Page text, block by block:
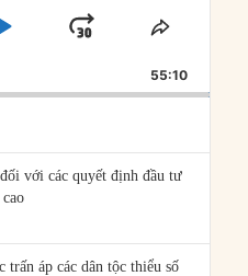
JUMP
FORWARD
SHARE
55:10
với các quyết định đầu tư
trấn áp các dân tộc thiểu số